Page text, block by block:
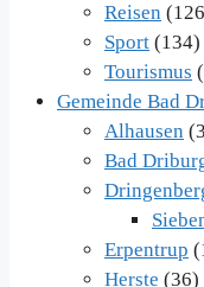
Reisen
Sport (134)
Tourismus
Gemeinde Bad
Alhausen
Bad
Erpentrup
Herste (36)